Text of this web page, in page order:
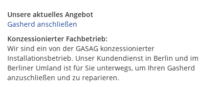
Unsere aktuelles Angebot
Gasherd anschließen
Konzessionierter Fachbetrieb:
Wir sind ein von der GASAG konzessionierter
Installationsbetrieb. Unser Kundendienst in Berlin und im
Berliner Umland ist für Sie unterwegs, um Ihren Gasherd
anzuschließen und zu reparieren.